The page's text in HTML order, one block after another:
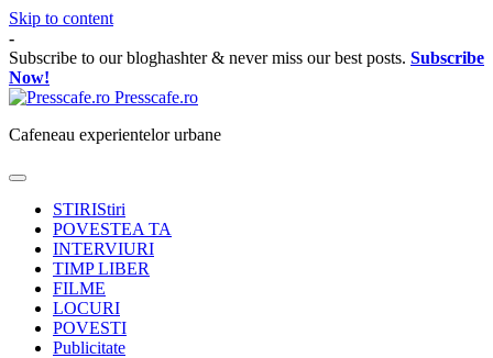
Skip to content
-
Subscribe to our bloghashter & never miss our best posts. Subscribe
Now!
Presscafe.ro
Cafeneau experientelor urbane
STIRIStiri
POVESTEA TA
INTERVIURI
TIMP LIBER
FILME
LOCURI
POVESTI
Publicitate